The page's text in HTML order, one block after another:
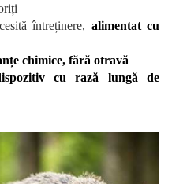
întreținere, alimentat cu
chimice, fără otravă
cu rază lungă de